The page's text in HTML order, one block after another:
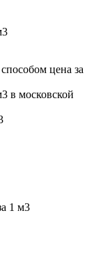
цена за
в московской
1 м3